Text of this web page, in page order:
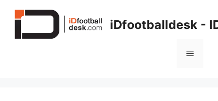
iDfootballdesk -
Menu